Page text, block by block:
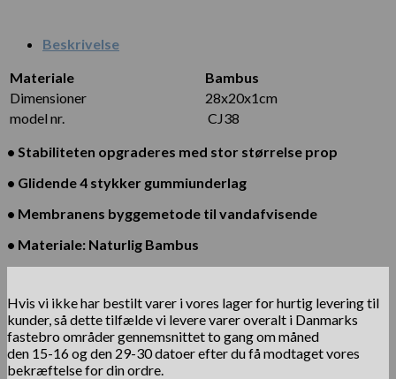
Beskrivelse
Materiale
Bambus
Dimensioner
28x20x1cm
model nr.
CJ38
• Stabiliteten opgraderes med stor størrelse prop
• Glidende 4 stykker gummiunderlag
• Membranens byggemetode til vandafvisende
• Materiale: Naturlig Bambus
Hvis vi ikke har bestilt varer i vores lager for hurtig levering til
kunder, så dette tilfælde vi levere varer overalt i Danmarks
fastebro områder gennemsnittet to gang om måned
den 15-16 og den 29-30 datoer efter du få modtaget vores
bekræftelse for din ordre.